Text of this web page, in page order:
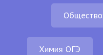
Химия ОГЭ